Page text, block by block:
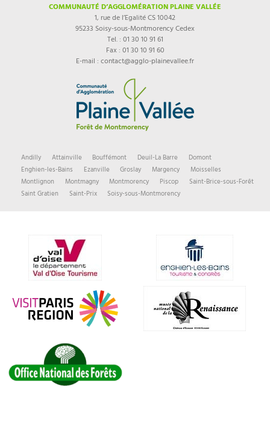
COMMUNAUTÉ D’AGGLOMÉRATION PLAINE VALLÉE
1, rue de l’Egalité CS 10042
95233 Soisy-sous-Montmorency Cedex
Tel. : 01 30 10 91 61
Fax : 01 30 10 91 60
E-mail : contact@agglo-plainevallee.fr
Andilly Attainville Bouffémont Deuil-La Barre
Domont
Enghien-les-Bains
Ezanville Groslay Margency
Moisselles
Montlignon
Montmagny Montmorency Piscop
Saint-Brice-sous-Forêt
Saint Gratien
Saint-Prix Soisy-sous-Montmorency